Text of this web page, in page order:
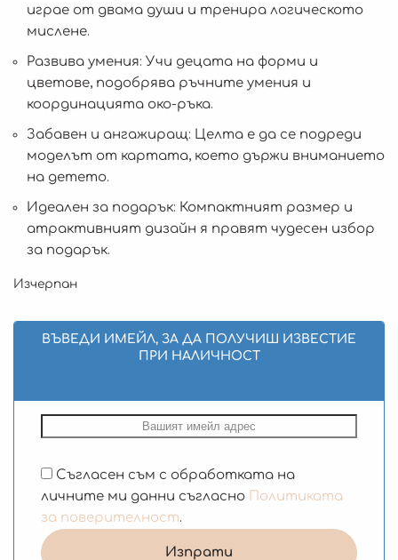
играе от двама души и тренира логическото
мислене.
Развива умения: Учи децата на форми и
цветове, подобрява ръчните умения и
координацията око-ръка.
Забавен и ангажиращ: Целта е да се подреди
моделът от картата, което държи вниманието
на детето.
Идеален за подарък: Компактният размер и
атрактивният дизайн я правят чудесен избор
за подарък.
Изчерпан
ВЪВЕДИ ИМЕЙЛ, ЗА ДА ПОЛУЧИШ ИЗВЕСТИЕ
ПРИ НАЛИЧНОСТ
Съгласен съм с обработката на
личните ми данни съгласно Политиката
за поверителност.